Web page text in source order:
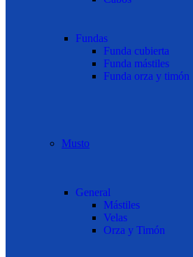
Fundas
Funda cubierta
Funda mástiles
Funda orza y timón
Musto
General
Mástiles
Velas
Orza y Timón